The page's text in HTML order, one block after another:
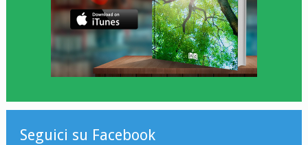
Seguici su Facebook